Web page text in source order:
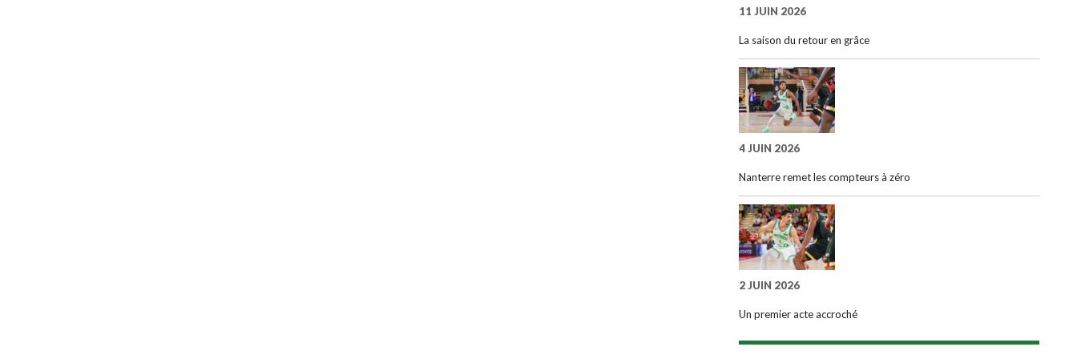
11 JUIN 2026
La saison du retour en grâce
4 JUIN 2026
Nanterre remet les compteurs à zéro
2 JUIN 2026
Un premier acte accroché